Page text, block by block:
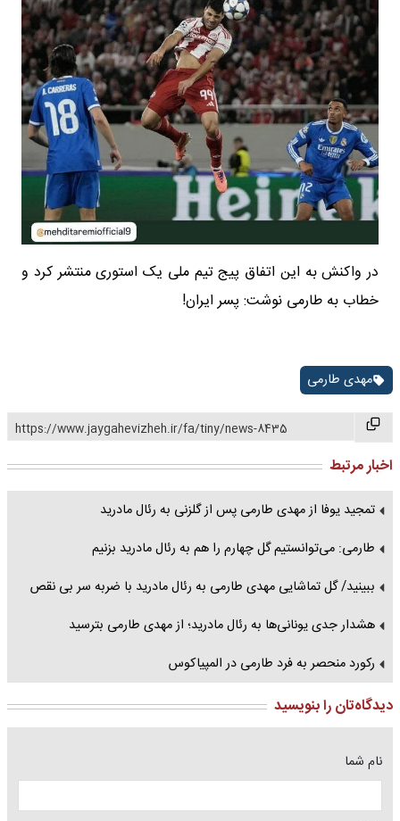
در واکنش به این اتفاق پیج تیم ملی یک استوری منتشر کرد و
خطاب به طارمی نوشت: پسر ایران!
مهدی طارمی
https://www.jaygahevizheh.ir/fa/tiny/news-8435
اخبار مرتبط
تمجید یوفا از مهدی طارمی پس از گلزنی به رئال مادرید
طارمی: می‌توانستیم گل چهارم را هم به رئال مادرید بزنیم
ببینید/ گل تماشایی مهدی طارمی به رئال مادرید با ضربه سر بی نقص
هشدار جدی یونانی‌ها به رئال مادرید؛ از مهدی طارمی بترسید
رکورد منحصر به فرد طارمی در المپیاکوس
دیدگاه‌تان را بنویسید
نام شما